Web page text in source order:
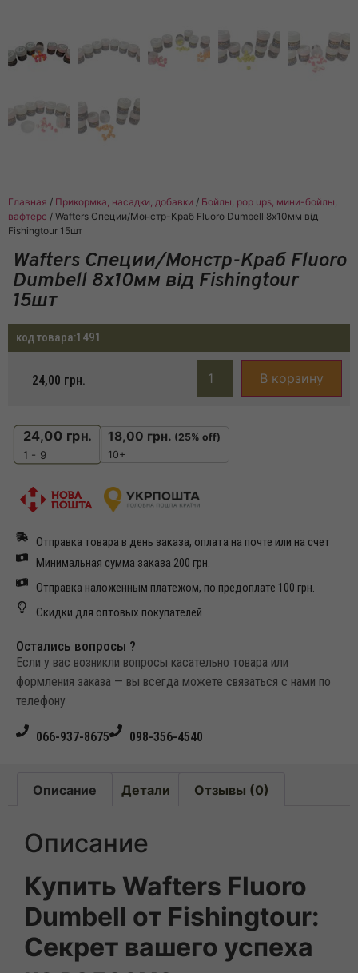
Главная / Прикормка, насадки, добавки / Бойлы, pop ups, мини-бойлы,
вафтерс / Wafters Специи/Монстр-Краб Fluoro Dumbell 8х10мм від
Fishingtour 15шт
Wafters Специи/Монстр-Краб Fluoro
Dumbell 8х10мм від Fishingtour
15шт
код товара:1491
24,00 грн. В корзину
24,00 грн.
1 - 9
18,00 грн. (25% off)
10+
Отправка товара в день заказа, оплата на почте или на счет
Минимальная сумма заказа 200 грн.
Отправка наложенным платежом, по предоплате 100 грн.
Скидки для оптовых покупателей
Остались вопросы ?
Если у вас возникли вопросы касательно товара или
формления заказа — вы всегда можете связаться с нами по
телефону
066-937-8675 098-356-4540
Описание Детали Отзывы (0)
Описание
Купить Wafters Fluoro
Dumbell от Fishingtour:
Секрет вашего успеха